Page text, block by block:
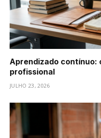
Aprendizado
profissional
JULHO 23, 2026